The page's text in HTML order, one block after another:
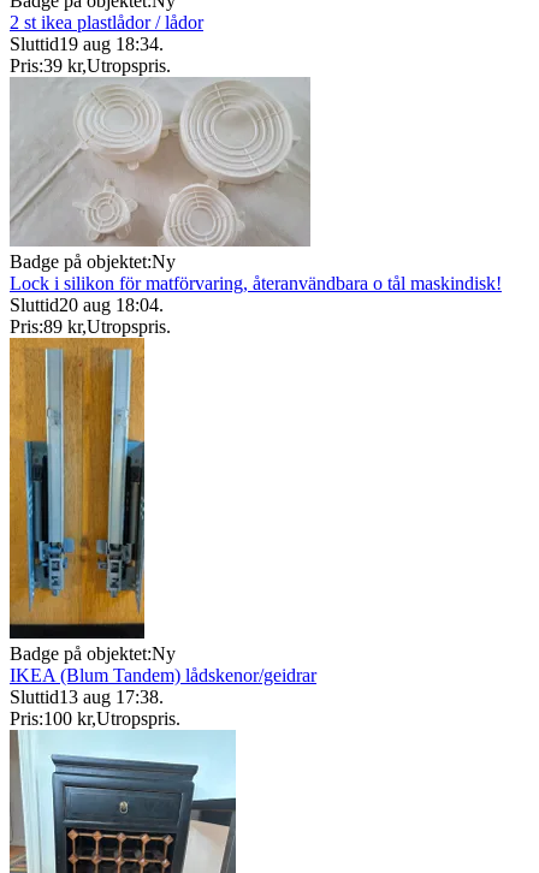
2 st ikea plastlådor / lådor
Sluttid19 aug 18:34.
Pris:39 kr,Utropspris.
Badge på objektet:Ny
Lock i silikon för matförvaring, återanvändbara o tål maskindisk!
Sluttid20 aug 18:04.
Pris:89 kr,Utropspris.
Badge på objektet:Ny
IKEA (Blum Tandem) lådskenor/geidrar
Sluttid13 aug 17:38.
Pris:100 kr,Utropspris.